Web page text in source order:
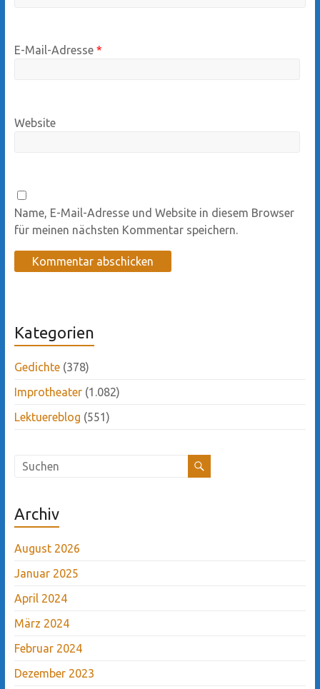
E-Mail-Adresse *
Website
Name, E-Mail-Adresse und Website in diesem Browser
für meinen nächsten Kommentar speichern.
Kategorien
Gedichte(378)
Improtheater(1.082)
Lektuereblog (551)
Archiv
August 2026
Januar 2025
April 2024
März 2024
Februar 2024
Dezember 2023